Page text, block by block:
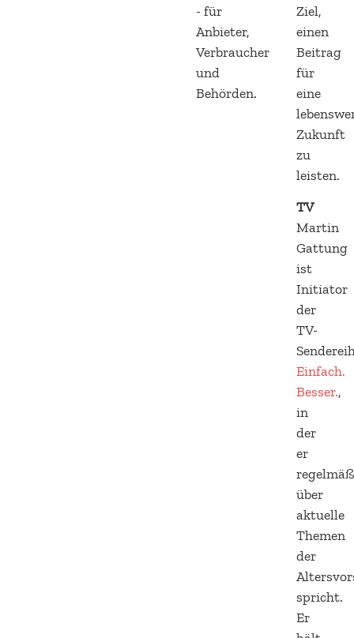
- für
Anbieter,
Verbraucher
und
Behörden.
Ziel,
einen
Beitrag
für
eine
Zukunft
zu
leisten.
TV
Martin
Gattung
ist
Initiator
der
TV-
Einfach.
Besser.,
in
der
er
über
aktuelle
Themen
der
spricht.
Er